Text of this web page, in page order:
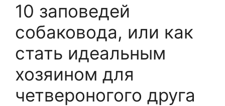
10 заповедей
собаковода, или как
стать идеальным
хозяином для
четвероногого друга